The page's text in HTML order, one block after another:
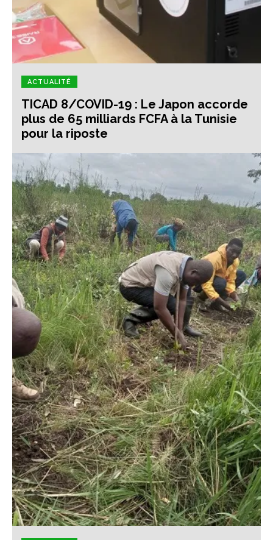
ACTUALITÉ
TICAD 8/COVID-19 : Le Japon accorde
plus de 65 milliards FCFA à la Tunisie
pour la riposte